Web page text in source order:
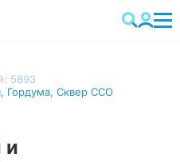
5893
, Гордума, Сквер ССО
и